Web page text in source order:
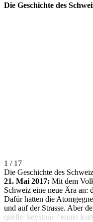
Die Geschichte des
1 / 17
Die Geschichte des
21. Mai 2017: Mit dem
Schweiz eine neue Ära an:
Dafür hatten die
und auf der Strasse. Aber
quelle: keystone / ennio